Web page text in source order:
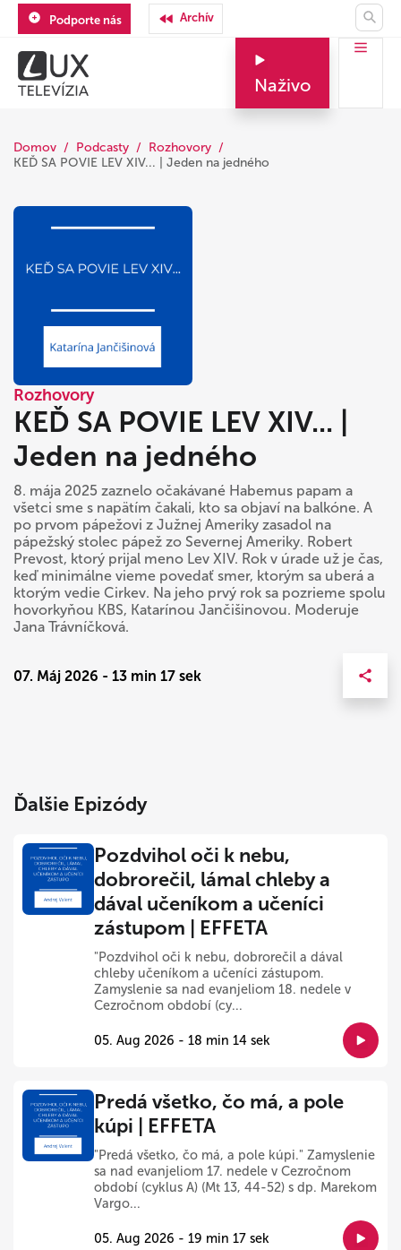
Podporte nás Archív
Naživo
Domov Podcasty
Rozhovory
KEĎ SA POVIE LEV XIV... | Jeden na jedného
Rozhovory
KEĎ SA POVIE LEV XIV... |
Jeden na jedného
8. mája 2025 zaznelo očakávané Habemus papam a
všetci sme s napätím čakali, kto sa objaví na balkóne. A
po prvom pápežovi z Južnej Ameriky zasadol na
pápežský stolec pápež zo Severnej Ameriky. Robert
Prevost, ktorý prijal meno Lev XIV. Rok v úrade už je čas,
keď minimálne vieme povedať smer, ktorým sa uberá a
ktorým vedie Cirkev. Na jeho prvý rok sa pozrieme spolu
hovorkyňou KBS, Katarínou Jančišinovou. Moderuje
Jana Trávníčková.
07. Máj 2026 - 13 min 17 sek
Ďalšie Epizódy
Pozdvihol oči k nebu,
dobrorečil, lámal chleby a
dával učeníkom a učeníci
zástupom | EFFETA
"Pozdvihol oči k nebu, dobrorečil a dával
chleby učeníkom a učeníci zástupom.
Zamyslenie sa nad evanjeliom 18. nedele v
Cezročnom období (cy...
05. Aug 2026 - 18 min 14 sek
Predá všetko, čo má, a pole
kúpi | EFFETA
"Predá všetko, čo má, a pole kúpi." Zamyslenie
sa nad evanjeliom 17. nedele v Cezročnom
období (cyklus A) (Mt 13, 44-52) s dp. Marekom
Vargo...
05. Aug 2026 - 19 min 17 sek